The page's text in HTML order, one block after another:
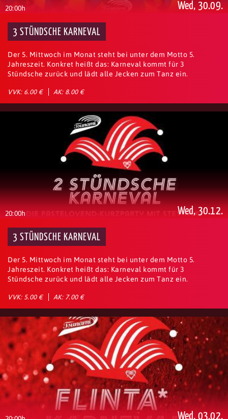
20:00h Wed, 30.09.
3 STÜNDSCHE KARNEVAL
Der 5. Mittwoch im Monat steht bei unter dem Motto 5.
Jahreszeit. Konkret heißt das: Karneval kommt für 3
Stündsche zurück und lädt alle Jecken zum Tanz ein.
VVK: 6.00 € AK: 8.00 €
20:00h Wed, 30.12.
3 STÜNDSCHE KARNEVAL
Der 5. Mittwoch im Monat steht bei unter dem Motto 5.
Jahreszeit. Konkret heißt das: Karneval kommt für 3
Stündsche zurück und lädt alle Jecken zum Tanz ein.
VVK: 5.00 € AK: 7.00 €
Wed, 03.02.